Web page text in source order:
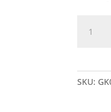
Kantong
SKU: